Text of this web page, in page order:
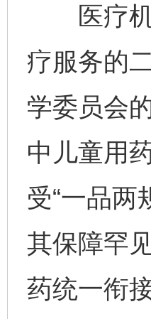
医疗机
疗服务的
学委员会
中儿童用
受“一品两
其保障罕
药统一衔